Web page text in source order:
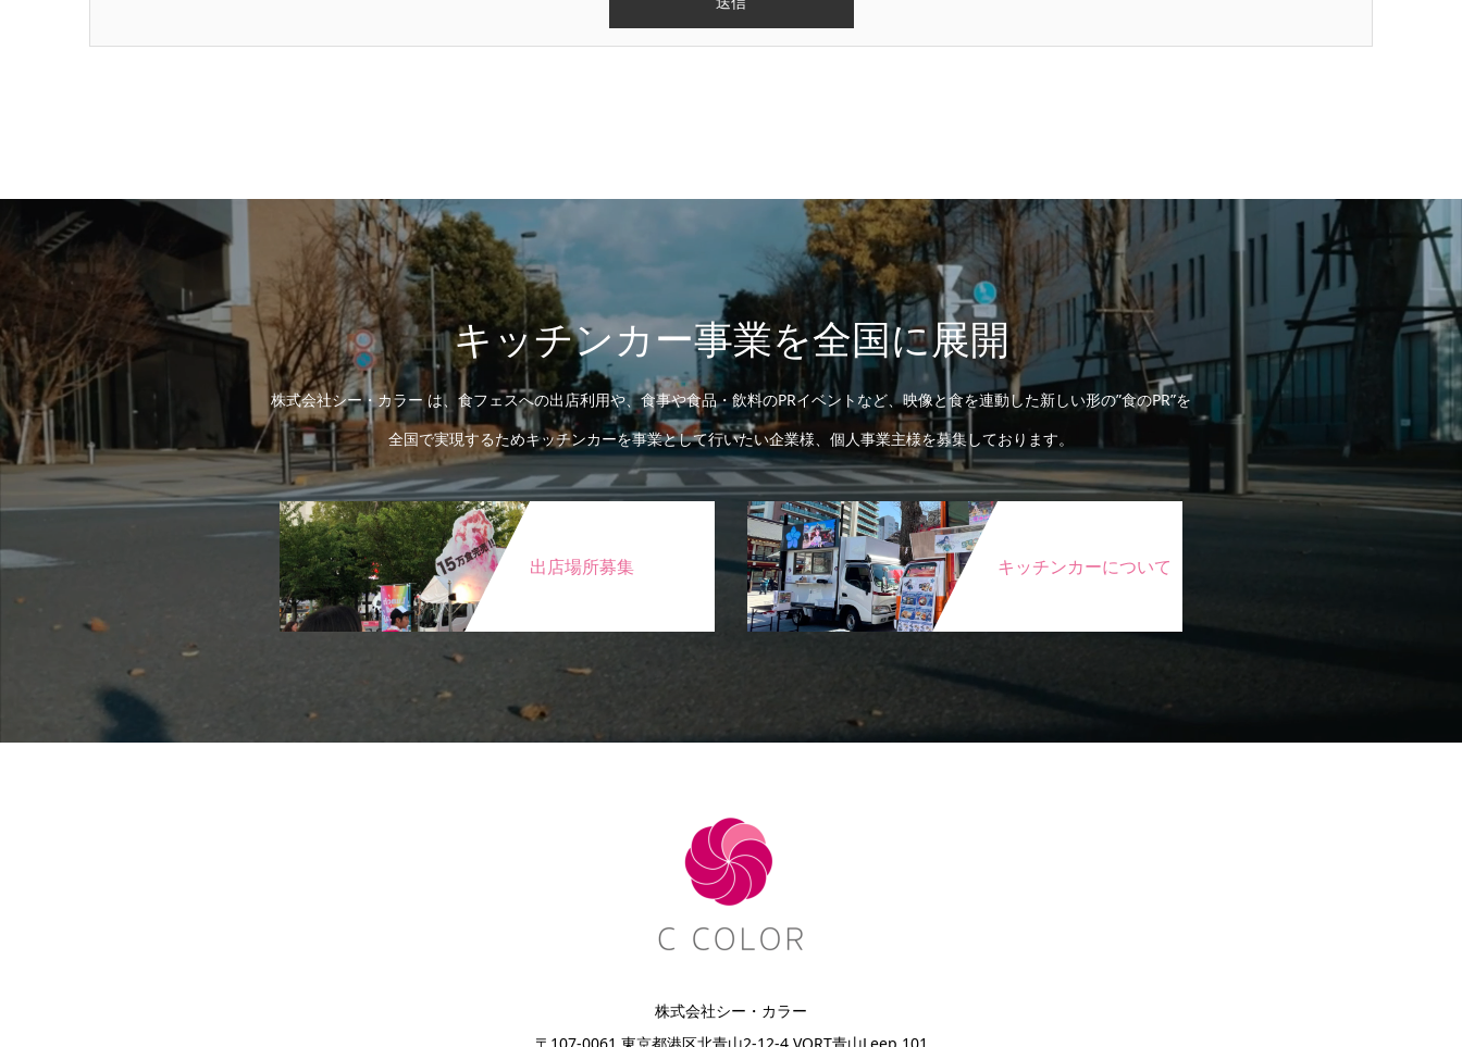
キッチンカー事業を全国に展開
株式会社シー・カラー は、食フェスへの出店利用や、食事や食品・飲料のPRイベントなど、映像と食を連動した新しい形の”食のPR”を
全国で実現するためキッチンカーを事業として行いたい企業様、個人事業主様を募集しております。
出店場所募集 キッチンカーについて
株式会社シー・カラー